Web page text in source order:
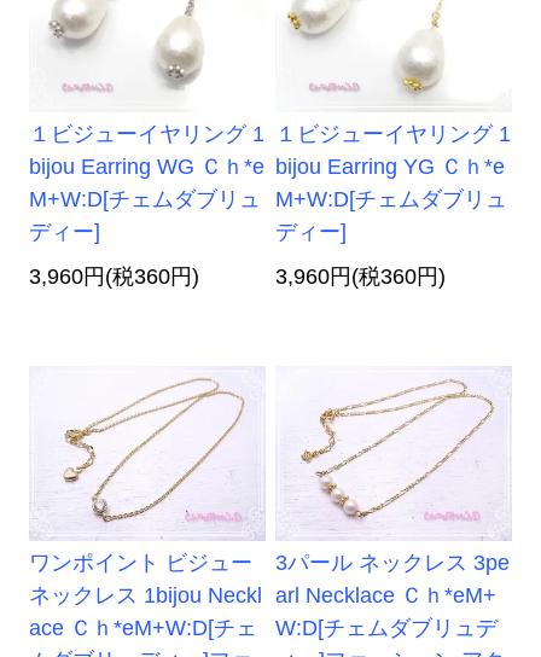
１ビジューイヤリング 1
bijou Earring WG Ｃｈ*e
M+W:D[チェムダブリュ
ディー]
3,960円(税360円)
１ビジューイヤリング 1
bijou Earring YG Ｃｈ*e
M+W:D[チェムダブリュ
ディー]
3,960円(税360円)
ワンポイント ビジュー
ネックレス 1bijou Neckl
ace Ｃｈ*eM+W:D[チェ
3パール ネックレス 3pe
arl Necklace Ｃｈ*eM+
W:D[チェムダブリュデ